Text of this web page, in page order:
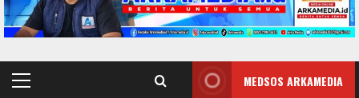
Primary
MEDSOS ARKAMEDIA